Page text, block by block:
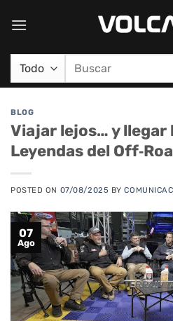
Buscar
BLOG
Viajar lejos… y llegar
Leyendas del
POSTED ON 07/08/2025 BY
07
Ago